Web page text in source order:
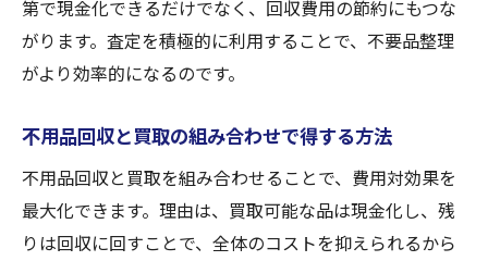
第で現金化できるだけでなく、回収費用の節約にもつな
がります。査定を積極的に利用することで、不要品整理
がより効率的になるのです。
不用品回収と買取の組み合わせで得する方法
不用品回収と買取を組み合わせることで、費用対効果を
最大化できます。理由は、買取可能な品は現金化し、残
りは回収に回すことで、全体のコストを抑えられるから